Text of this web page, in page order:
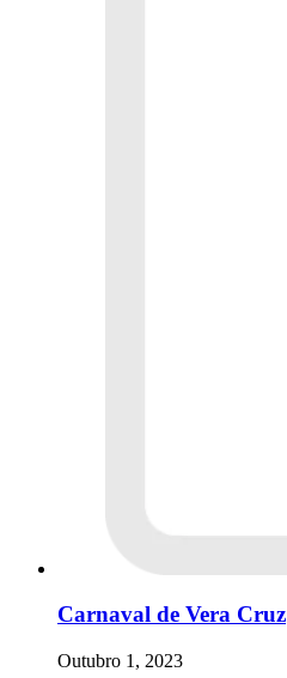
Carnaval de Vera Cruz
Outubro 1, 2023